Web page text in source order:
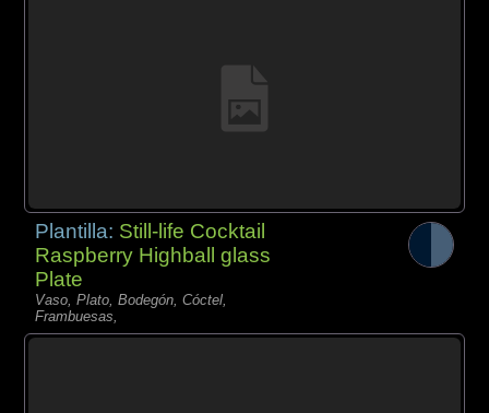
Plantilla: Still-life Cocktail
Raspberry Highball glass
Plate
Vaso, Plato, Bodegón, Cóctel,
Frambuesas,